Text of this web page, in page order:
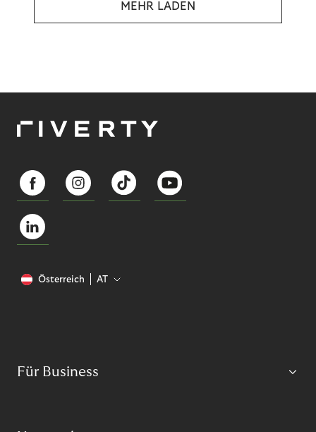
MEHR LADEN
Österreich AT
Für Business